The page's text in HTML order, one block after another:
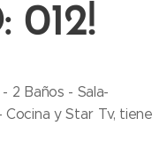
012!
2 Baños - Sala-
y Star Tv, tiene